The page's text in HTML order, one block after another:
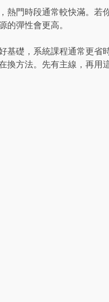
熱門時段通常較快滿。若
彈性會更高。
基礎，系統課程通常更省
換方法。先有主線，再用